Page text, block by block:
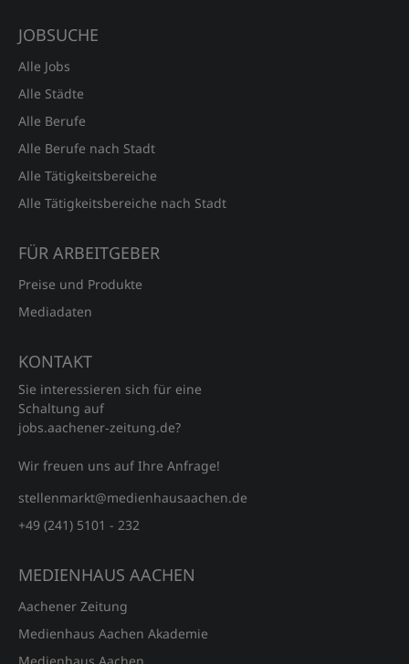
JOBSUCHE
Alle Jobs
Alle Städte
Alle Berufe
Alle Berufe nach Stadt
Alle Tätigkeitsbereiche
Alle Tätigkeitsbereiche nach Stadt
FÜR ARBEITGEBER
Preise und Produkte
Mediadaten
KONTAKT
Sie interessieren sich für eine
Schaltung auf
jobs.aachener‑zeitung.de?
Wir freuen uns auf Ihre Anfrage!
stellenmarkt@medienhausaachen.de
+49 (241) 5101 - 232
MEDIENHAUS AACHEN
Aachener Zeitung
Medienhaus Aachen Akademie